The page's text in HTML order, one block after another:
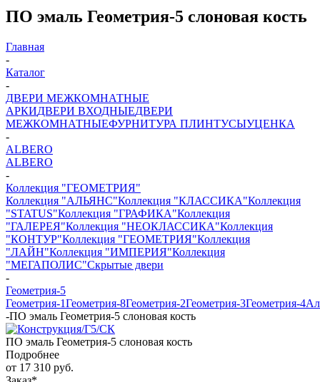
ПО эмаль Геометрия-5 слоновая кость
Главная
-
Каталог
-
ДВЕРИ МЕЖКОМНАТНЫЕ
АРКИДВЕРИ ВХОДНЫЕДВЕРИ
МЕЖКОМНАТНЫЕФУРНИТУРА ПЛИНТУСЫУЦЕНКА
-
ALBERO
ALBERO
-
Коллекция "ГЕОМЕТРИЯ"
Коллекция "АЛЬЯНС"Коллекция "КЛАССИКА"Коллекция
"STATUS"Коллекция "ГРАФИКА"Коллекция
"ГАЛЕРЕЯ"Коллекция "НЕОКЛАССИКА"Коллекция
"КОНТУР"Коллекция "ГЕОМЕТРИЯ"Коллекция
"ЛАЙН"Коллекция "ИМПЕРИЯ"Коллекция
"МЕГАПОЛИС"Скрытые двери
-
Геометрия-5
Геометрия-1Геометрия-8Геометрия-2Геометрия-3Геометрия-4
-ПО эмаль Геометрия-5 слоновая кость
ПО эмаль Геометрия-5 слоновая кость
Подробнее
от 17 310 руб.